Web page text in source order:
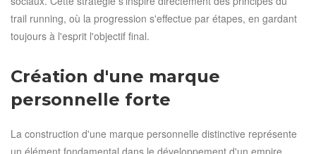
trail running, où la progression s'effectue par étapes, en gardant
toujours à l'esprit l'objectif final.
Création d'une marque
personnelle forte
La construction d'une marque personnelle distinctive représente